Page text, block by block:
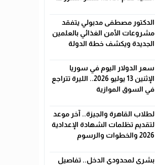
الدكتور مصطفى مدبولي يتفقد
مشروعات الأمن الغذائي بالعلمين
الجديدة ويكشف خطة الدولة
سعر الدولار اليوم في سوريا
الإثنين 13 يوليو 2026.. الليرة تتراجع
في السوق الموازية
لطلاب القاهرة والجيزة.. آخر موعد
لتقديم تظلمات الشهادة الإعدادية
2026 والخطوات والرسوم
بشرى لمحدودي الدخل.. تفاصيل